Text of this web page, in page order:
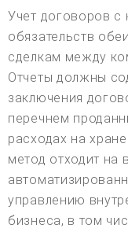
Учет договоров с
обязательств
сделкам между
Отчеты должны
заключения
перечнем
расходах на
метод отходит на
управлению
бизнеса, в том